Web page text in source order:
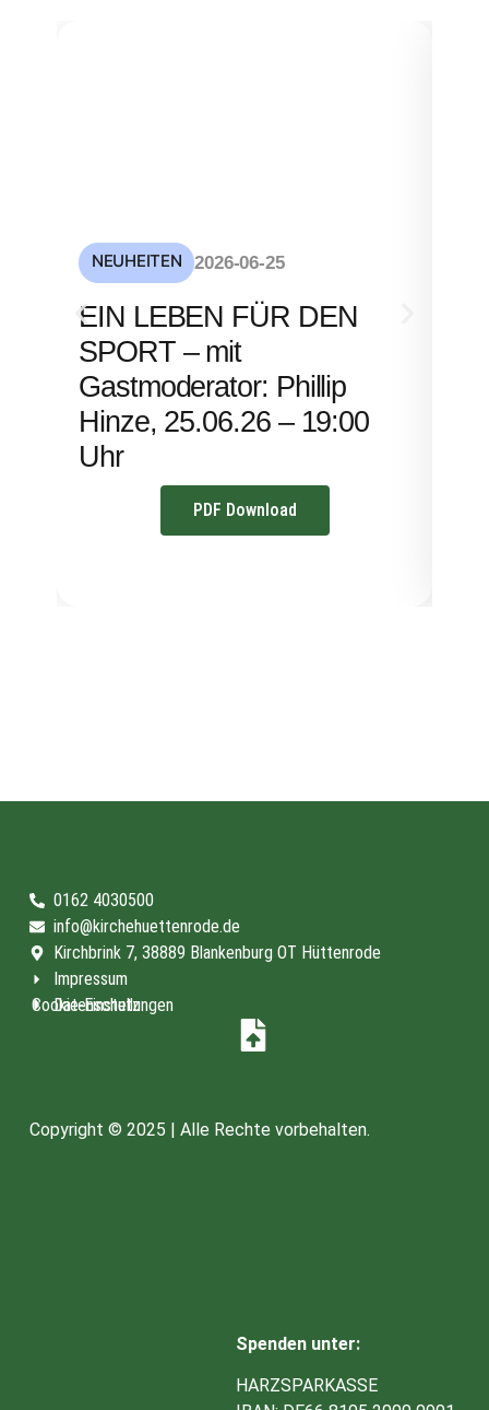
NEUHEITEN 2026-06-25
EIN LEBEN FÜR DEN
SPORT – mit
Gastmoderator: Phillip
Hinze, 25.06.26 – 19:00
Uhr
PDF Download
Copyright © 2025 | Alle Rechte vorbehalten.
0162 4030500
info@kirchehuettenrode.de
Kirchbrink 7, 38889 Blankenburg OT Hüttenrode
Impressum
Datenschutz
Cookie-Einstellungen
Spenden unter:
HARZSPARKASSE